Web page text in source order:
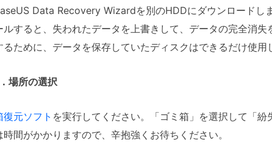
Data Recovery Wizardを別のHDDにダウンロードし
ルすると、失われたデータを上書きして、データの完全消
るために、データを保存していたディスクはできるだけ使用
場所の選択
復元ソフト を実行してください。「ゴミ箱」を選択して「
時間がかかりますので、辛抱強くお待ちください。